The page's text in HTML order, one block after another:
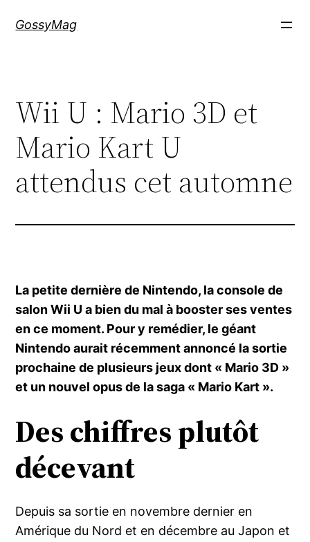
GossyMag
Wii U : Mario 3D et
Mario Kart U
attendus cet automne
La petite dernière de Nintendo, la console de
salon Wii U a bien du mal à booster ses ventes
en ce moment. Pour y remédier, le géant
Nintendo aurait récemment annoncé la sortie
prochaine de plusieurs jeux dont « Mario 3D »
et un nouvel opus de la saga « Mario Kart ».
Des chiffres plutôt
décevant
Depuis sa sortie en novembre dernier en
Amérique du Nord et en décembre au Japon et